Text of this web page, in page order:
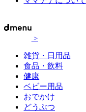
>
雑貨・日用品
食品・飲料
健康
ベビー用品
おでかけ
どうぶつ